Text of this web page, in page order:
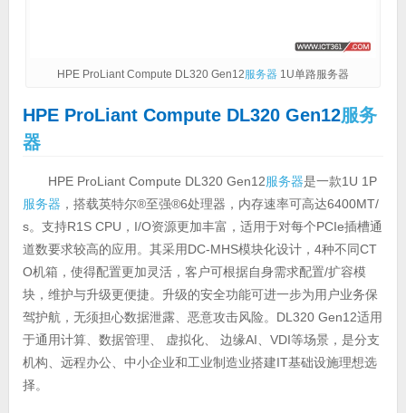
HPE ProLiant Compute DL320 Gen12服务器1U单路服务器
HPE ProLiant Compute DL320 Gen12服务
器
HPE ProLiant Compute DL320 Gen12服务器是一款1U 1P
服务器 ，搭载英特尔®至强®6处理器，内存速率可高达6400MT/
s。支持R1S CPU，I/O资源更加丰富，适用于对每个PCIe插槽通
道数要求较高的应用。其采用DC-MHS模块化设计，4种不同CT
O机箱，使得配置更加灵活，客户可根据自身需求配置/扩容模
块，维护与升级更便捷。升级的安全功能可进一步为用户业务保
驾护航，无须担心数据泄露、恶意攻击风险。DL320 Gen12适用
于通用计算、数据管理、 虚拟化、 边缘AI、VDI等场景，是分支
机构、远程办公、中小企业和工业制造业搭建IT基础设施理想选
择。